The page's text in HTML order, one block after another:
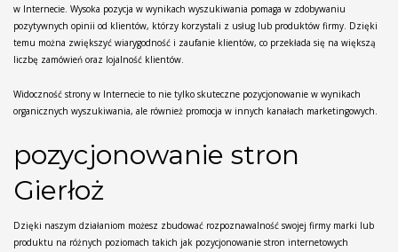
w Internecie. Wysoka pozycja w wynikach wyszukiwania pomaga w zdobywaniu
pozytywnych opinii od klientów, którzy korzystali z usług lub produktów firmy. Dzięki
temu można zwiększyć wiarygodność i zaufanie klientów, co przekłada się na większą
liczbę zamówień oraz lojalność klientów.
Widoczność strony w Internecie to nie tylko skuteczne pozycjonowanie w wynikach
organicznych wyszukiwania, ale również promocja w innych kanałach marketingowych.
pozycjonowanie stron
Gierłoż
Dzięki naszym działaniom możesz zbudować rozpoznawalność swojej firmy marki lub
produktu na różnych poziomach takich jak pozycjonowanie stron internetowych